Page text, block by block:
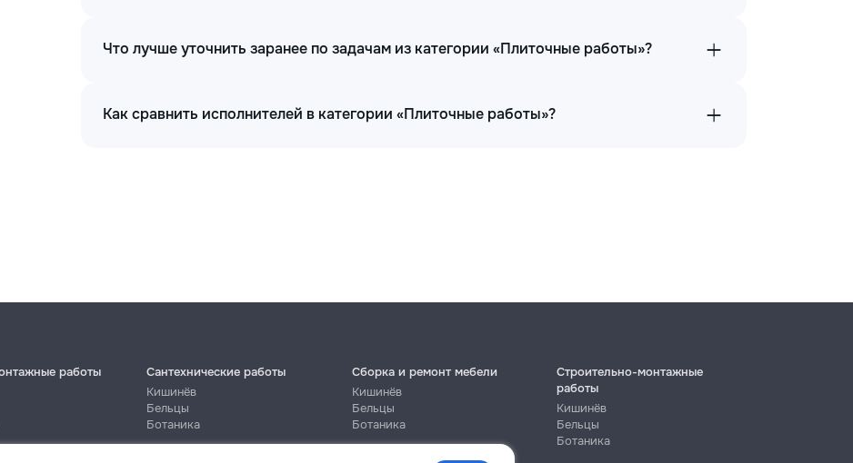
Что лучше уточнить заранее по задачам из категории «Плиточные работы»?
Как сравнить исполнителей в категории «Плиточные работы»?
работы
Сантехнические работы
Кишинёв
Бельцы
Ботаника
Сборка и ремонт мебели
Кишинёв
Бельцы
Ботаника
Строительно-монтажные
работы
Кишинёв
Бельцы
Ботаника